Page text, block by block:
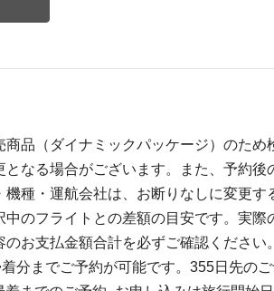
商品（ダイナミックパッケージ）のた
となる場合がございます。また、予約後
種・運航会社は、お断りなしに変更す
中のフライトとの差額の目安です。実
お支払金額合計を必ずご確認ください。
分までご予約が可能です。355日先の